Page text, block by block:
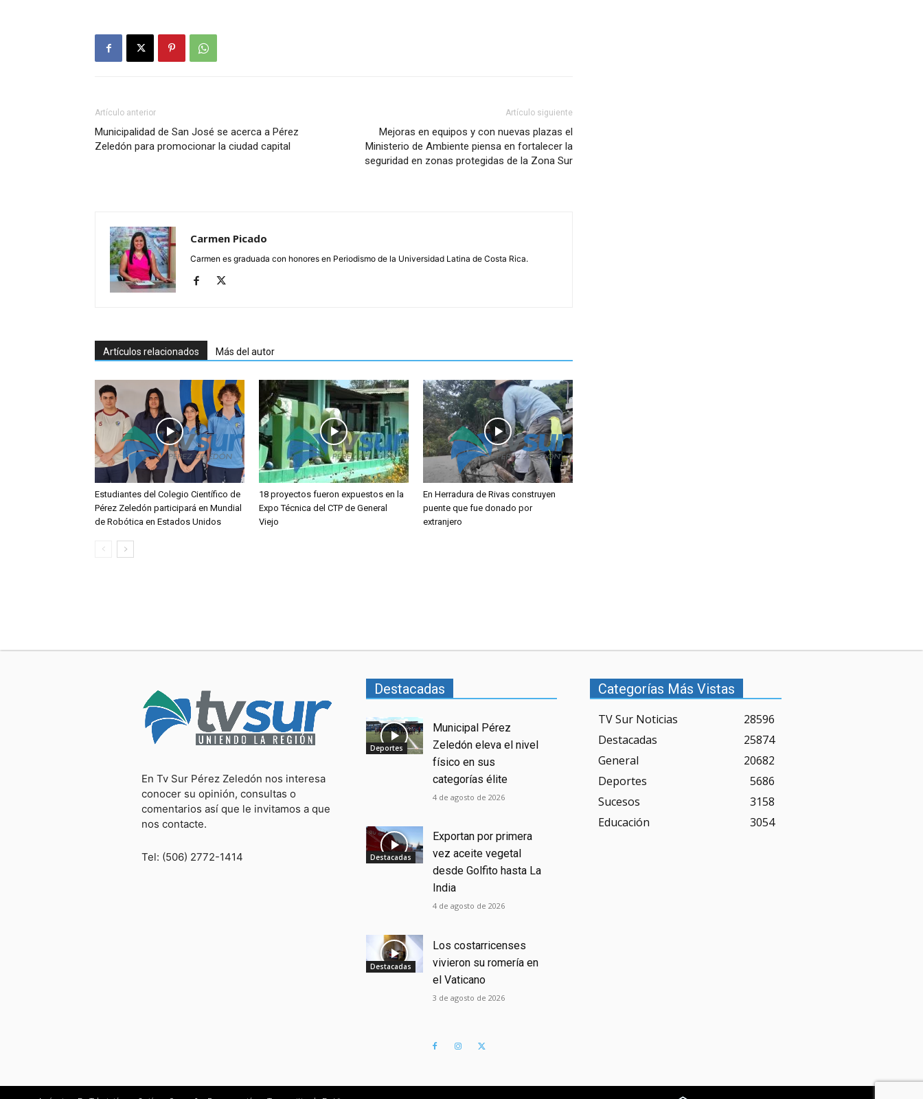
Artículo anterior
Municipalidad de San José se acerca a Pérez
Zeledón para promocionar la ciudad capital
Artículo siguiente
Mejoras en equipos y con nuevas plazas el
Ministerio de Ambiente piensa en fortalecer la
seguridad en zonas protegidas de la Zona Sur
Carmen Picado
Carmen es graduada con honores en Periodismo de la Universidad Latina de Costa Rica.
Artículos relacionados Más del autor
Estudiantes del Colegio Científico de
Pérez Zeledón participará en Mundial
de Robótica en Estados Unidos
18 proyectos fueron expuestos en la
Expo Técnica del CTP de General
Viejo
En Herradura de Rivas construyen
puente que fue donado por
extranjero
En Tv Sur Pérez Zeledón nos interesa
conocer su opinión, consultas o
comentarios así que le invitamos a que
nos contacte.
Tel: (506) 2772-1414
Destacadas
Deportes
Municipal Pérez
Zeledón eleva el nivel
físico en sus
categorías élite
4 de agosto de 2026
Destacadas
Exportan por primera
vez aceite vegetal
desde Golfito hasta La
India
4 de agosto de 2026
Destacadas
Los costarricenses
vivieron su romería en
el Vaticano
3 de agosto de 2026
Categorías Más Vistas
TV Sur Noticias
28596
Destacadas
25874
General
20682
Deportes
5686
Sucesos
3158
Educación
3054